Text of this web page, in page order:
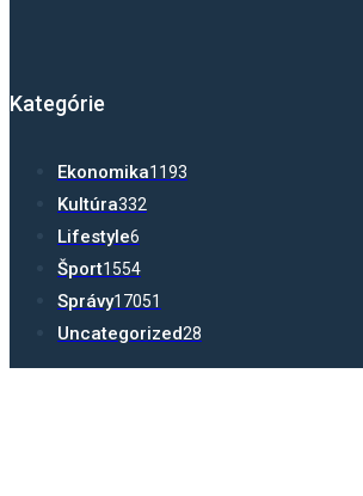
Kategórie
Ekonomika1193
Kultúra332
Lifestyle6
Šport1554
Správy17051
Uncategorized28